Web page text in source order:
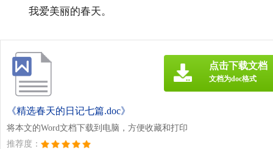
我爱美丽的春天。
《精选春天的日记七篇.doc》
将本文的Word文档下载到电脑，方便收藏和打印
推荐度：
点击下载文档
文档为doc格式